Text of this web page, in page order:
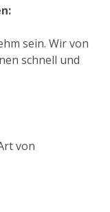
sein. Wir von
schnell und
von